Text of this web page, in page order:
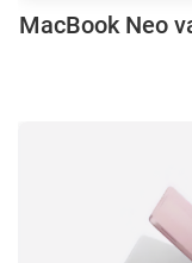
MacBook Neo